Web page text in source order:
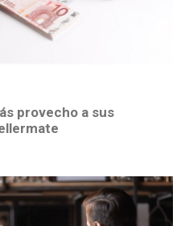
provecho a sus